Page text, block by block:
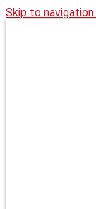
Skip to navigation